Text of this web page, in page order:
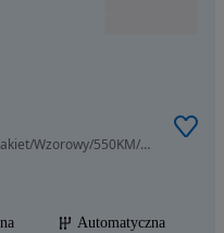
4395 cm3 • 450 KM • 750Li/X Drive/M Pakiet/Wzorowy/550KM/UNIKAT
Automatyczna